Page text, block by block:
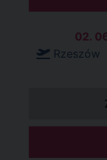
02.
Rzeszów